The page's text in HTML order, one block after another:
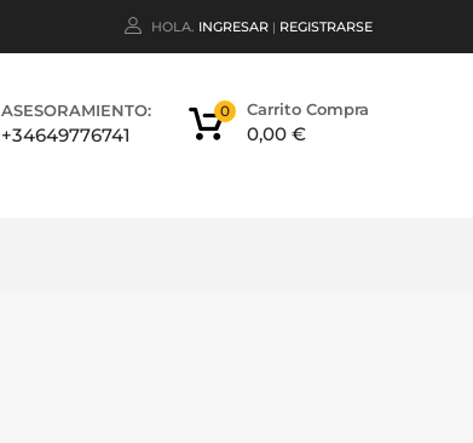
HOLA. INGRESAR | REGISTRARSE
ASESORAMIENTO:
+34649776741
Carrito Compra
0,00 €
0